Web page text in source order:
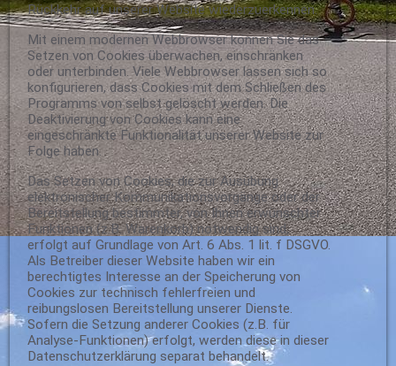
Rückkehr auf unserer Website wiederzuerkennen.
Mit einem modernen Webbrowser können Sie das
Setzen von Cookies überwachen, einschränken
oder unterbinden. Viele Webbrowser lassen sich so
konfigurieren, dass Cookies mit dem Schließen des
Programms von selbst gelöscht werden. Die
Deaktivierung von Cookies kann eine
eingeschränkte Funktionalität unserer Website zur
Folge haben.
Das Setzen von Cookies, die zur Ausübung
elektronischer Kommunikationsvorgänge oder der
Bereitstellung bestimmter, von Ihnen erwünschter
Funktionen (z.B. Warenkorb) notwendig sind,
erfolgt auf Grundlage von Art. 6 Abs. 1 lit. f DSGVO.
Als Betreiber dieser Website haben wir ein
berechtigtes Interesse an der Speicherung von
Cookies zur technisch fehlerfreien und
reibungslosen Bereitstellung unserer Dienste.
Sofern die Setzung anderer Cookies (z.B. für
Analyse-Funktionen) erfolgt, werden diese in dieser
Datenschutzerklärung separat behandelt.